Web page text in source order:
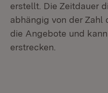
erstellt. Die Zeitdauer
abhängig von der Zahl
die Angebote und
erstrecken.